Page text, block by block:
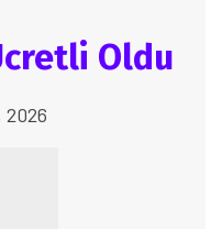
Oldu
2026